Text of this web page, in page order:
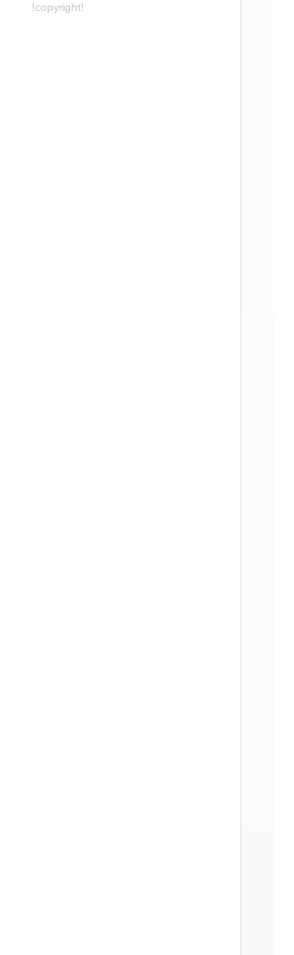
!copyright!